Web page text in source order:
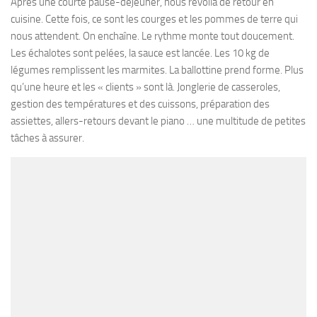
cuisine. Cette fois, ce sont les courges et les pommes de terre qui
nous attendent. On enchaîne. Le rythme monte tout doucement.
Les échalotes sont pelées, la sauce est lancée. Les 10 kg de
légumes remplissent les marmites. La ballottine prend forme. Plus
qu’une heure et les « clients » sont là. Jonglerie de casseroles,
gestion des températures et des cuissons, préparation des
assiettes, allers-retours devant le piano … une multitude de petites
tâches à assurer.